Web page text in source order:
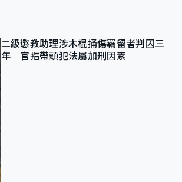
二級懲教助理涉木棍捅傷羈留者判囚三
年 官指帶頭犯法屬加刑因素